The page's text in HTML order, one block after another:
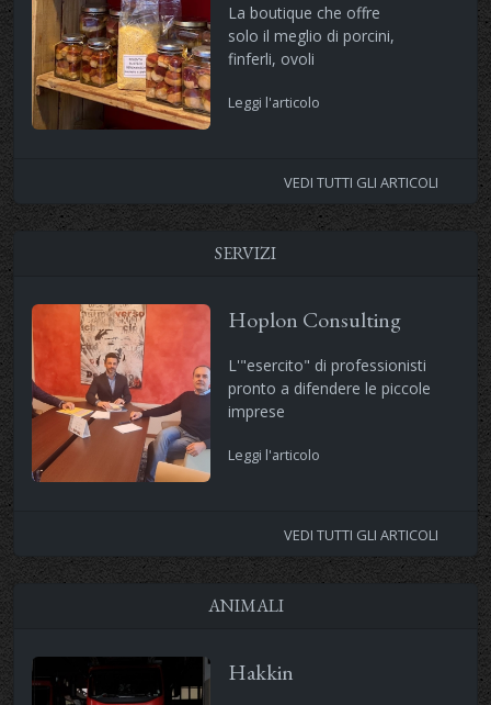
La boutique che offre
solo il meglio di porcini,
finferli, ovoli
Leggi l'articolo
VEDI TUTTI GLI ARTICOLI
SERVIZI
Hoplon Consulting
L'"esercito" di professionisti
pronto a difendere le piccole
imprese
Leggi l'articolo
VEDI TUTTI GLI ARTICOLI
ANIMALI
Hakkin